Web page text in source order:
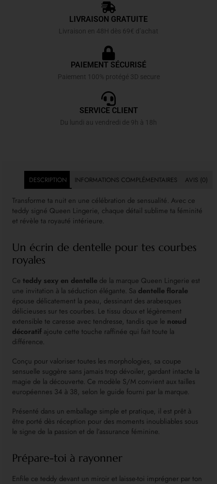
LIVRAISON GRATUITE
Livraison en 48H dès 69€ d’achat
PAIEMENT SÉCURISÉ
Paiement 100% protégé 3D secure
SERVICE CLIENT
Du lundi au vendredi de 9h à 18h
DESCRIPTION INFORMATIONS COMPLÉMENTAIRES AVIS (0)
Transforme ta nuit en une célébration de sensualité. Avec ce
teddy signé Queen Lingerie, chaque détail sublime ta féminité
et révèle ta royauté intérieure.
Un écrin de dentelle pour tes courbes
royales
Ce teddy sexy en dentelle de la marque Queen Lingerie est
une invitation à la séduction élégante. Sa dentelle florale
épouse délicatement la peau, dessinant des arabesques
délicieuses sur tes courbes. Le tissu doux et légèrement
extensible te caresse avec tendresse, tandis que le nœud
décoratif ajoute cette touche raffinée qui fait toute la
différence.
Conçu pour valoriser toutes les morphologies, sa coupe
sensuelle suggère sans jamais trop dévoiler, gardant intacte la
magie de la découverte. Ce modèle S/M convient aux tailles
européennes 34 à 38, selon le guide fourni par la marque.
Présenté dans un emballage simple et pratique, il est prêt à
être porté dès réception pour des moments inoubliables sous
le signe de la passion et de l’assurance féminine.
Prépare-toi à rayonner
Enfile ce teddy devant un miroir et laisse-toi imprégner par ton